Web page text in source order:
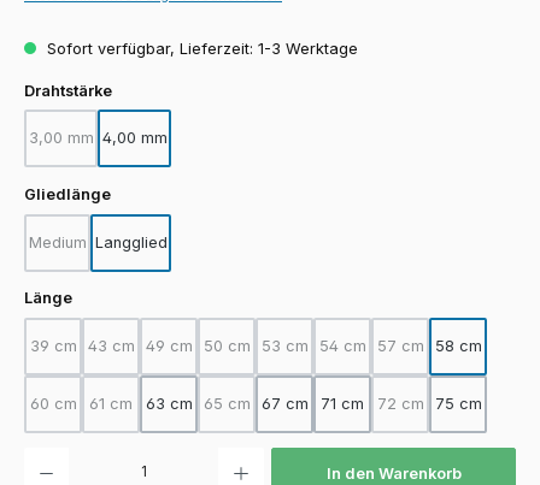
Sofort verfügbar, Lieferzeit: 1-3 Werktage
Drahtstärkeauswählen
3,00 mm
(Diese Option ist zurzeit nicht verfügbar.)
4,00 mm
Gliedlängeauswählen
Medium
(Diese Option ist zurzeit nicht verfügbar.)
Langglied
Längeauswählen
39 cm
(Diese Option ist zurzeit nicht verfügbar.)
43 cm
(Diese Option ist zurzeit nicht verfügbar.)
49 cm
(Diese Option ist zurzeit nicht verfügbar.)
50 cm
(Diese Option ist zurzeit nicht verfügbar.)
53 cm
(Diese Option ist zurzeit nicht
54 cm
(Diese Option ist zurzeit
57 cm
(Diese Option ist
58 cm
60 cm
(Diese Option ist zurzeit nicht verfügbar.)
61 cm
(Diese Option ist zurzeit nicht verfügbar.)
63 cm 65 cm
(Diese Option ist zurzeit nicht verfügbar.)
67 cm 71 cm 72 cm
(Diese Option ist
75 cm
In den Warenkorb